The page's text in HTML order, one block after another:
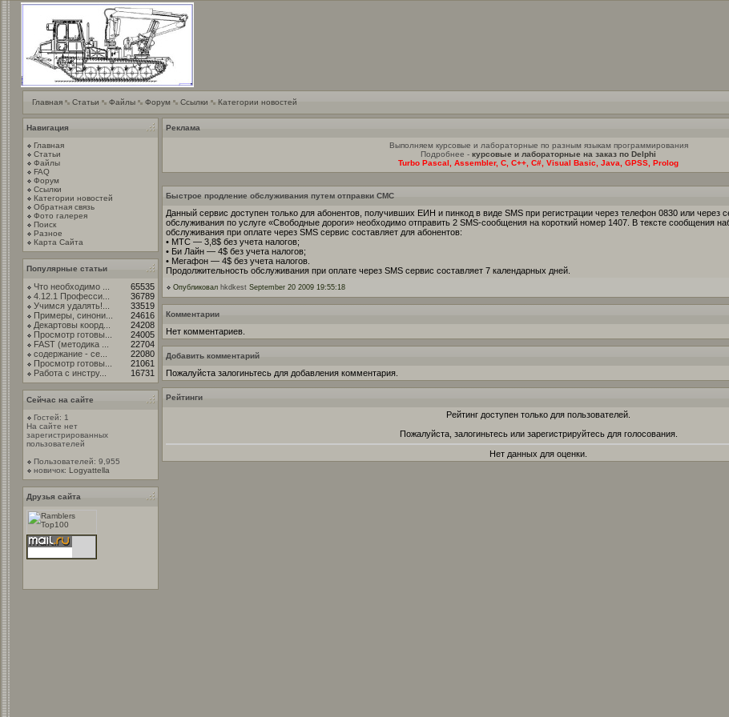
Главная Статьи Файлы Форум Ссылки Категории новостей
Навигация
Главная
Статьи
Файлы
FAQ
Форум
Ссылки
Категории новостей
Обратная связь
Фото галерея
Поиск
Разное
Карта Сайта
Популярные статьи
Что необходимо ...
65535
4.12.1 Професси...
36789
Учимся удалять!...
33519
Примеры, синони...
24616
Декартовы коорд...
24208
Просмотр готовы...
24005
FAST (методика ...
22704
содержание - се...
22080
Просмотр готовы...
21061
Работа с инстру...
16731
Сейчас на сайте
Гостей: 1
На сайте нет
зарегистрированных
пользователей
Пользователей: 9,955
новичок: Logyattella
Друзья сайта
Реклама
Выполняем курсовые и лабораторные по разным языкам программирования
Подробнее - курсовые и лабораторные на заказ по Delphi
Turbo Pascal, Assembler, C, C++, C#, Visual Basic, Java, GPSS, Prolog
Быстрое продление обслуживания путем отправки СМС
Данный сервис доступен только для абонентов, получивших ЕИН и пинкод в виде SMS при регистрации через телефон 0830 или через
обслуживания по услуге «Свободные дороги» необходимо отправить 2 SMS-сообщения на короткий номер 1407. В тексте сообщения
обслуживания при оплате через SMS сервис составляет для абонентов:
• МТС — 3,8$ без учета налогов;
• Би Лайн — 4$ без учета налогов;
• Мегафон — 4$ без учета налогов.
Продолжительность обслуживания при оплате через SMS сервис составляет 7 календарных дней.
Опубликовал hkdkest September 20 2009 19:55:18
Комментарии
Нет комментариев.
Добавить комментарий
Пожалуйста залогиньтесь для добавления комментария.
Рейтинги
Рейтинг доступен только для пользователей.
Пожалуйста, залогиньтесь или зарегистрируйтесь для голосования.
Нет данных для оценки.